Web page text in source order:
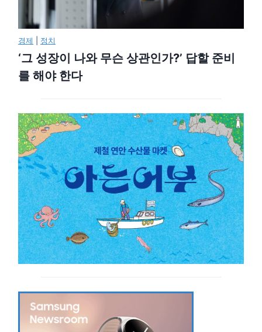
경제 정치
‘그 성장이 나와 무슨 상관인가?’ 답할 준비
를 해야 한다